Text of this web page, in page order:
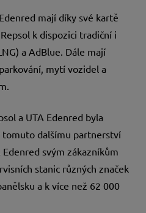
mají díky své kartě
k dispozici tradiční i
a AdBlue. Dále mají
mytí vozidel a
a UTA Edenred byla
tomuto dalšímu partnerství
svým zákazníkům
stanic různých značek
a k více než 62 000